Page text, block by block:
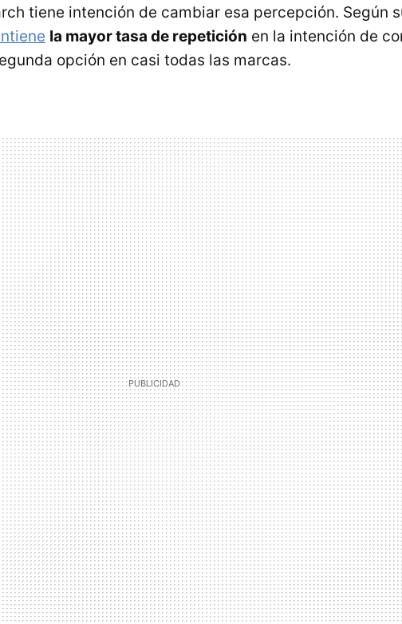
tiene intención de cambiar esa percepción. Según
la mayor tasa de repetición en la intención de
opción en casi todas las marcas.